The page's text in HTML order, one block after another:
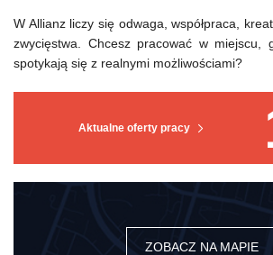
Aktualne oferty pracy
ZOBACZ NA MAPIE
W Allianz liczy się odwaga, współpraca,
zwycięstwa. Chcesz pracować w miejscu,
spotykają się z realnymi możliwościami?